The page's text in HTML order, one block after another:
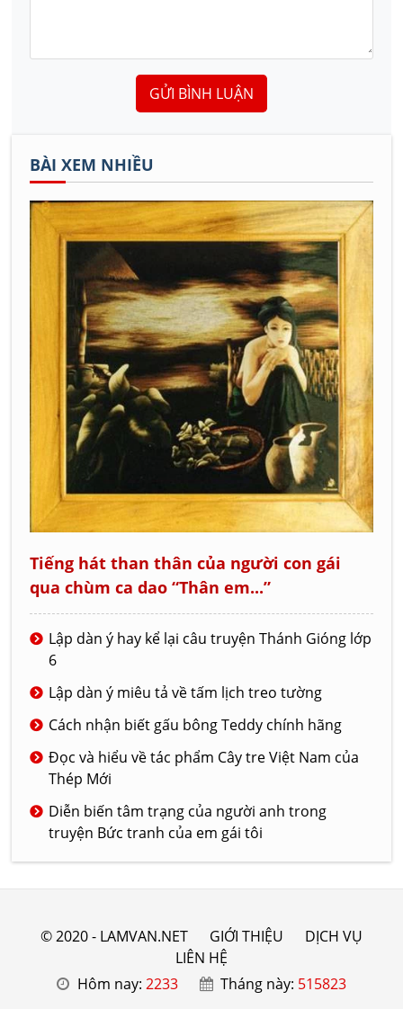
GỬI BÌNH LUẬN
BÀI XEM NHIỀU
Tiếng hát than thân của người con gái
qua chùm ca dao “Thân em...”
Lập dàn ý hay kể lại câu truyện Thánh Gióng lớp
6
Lập dàn ý miêu tả về tấm lịch treo tường
Cách nhận biết gấu bông Teddy chính hãng
Đọc và hiểu về tác phẩm Cây tre Việt Nam của
Thép Mới
Diễn biến tâm trạng của người anh trong
truyện Bức tranh của em gái tôi
© 2020 - LAMVAN.NET GIỚI THIỆU
DỊCH VỤ
LIÊN HỆ
Hôm nay: 2233 Tháng này: 515823